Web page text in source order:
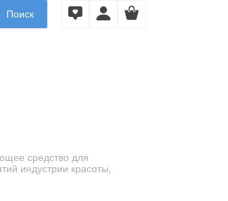
Поиск
средство для
индустрии красоты,